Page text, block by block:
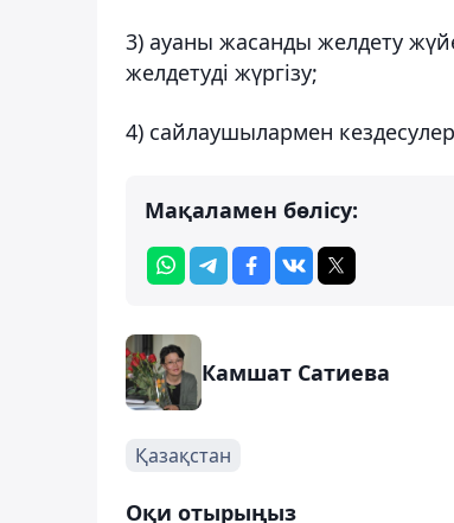
3) ауаны жасанды желдету
желдетуді жүргізу;
4) сайлаушылармен
Мақаламен бөлісу:
Камшат Сатиева
Қазақстан
Оқи отырыңыз